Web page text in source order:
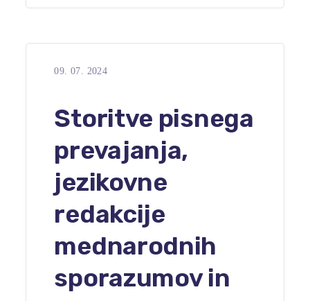
09. 07. 2024
Storitve pisnega
prevajanja,
jezikovne
redakcije
mednarodnih
sporazumov in